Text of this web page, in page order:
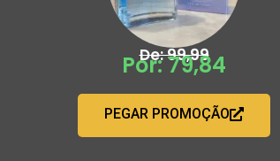
De: 99,99
Por: 79,84
PEGAR PROMOÇÃO